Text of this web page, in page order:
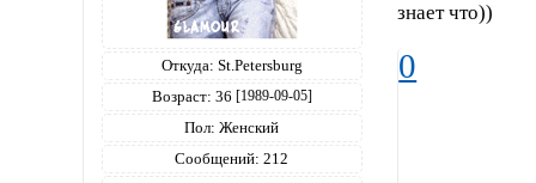
Откуда: St.Petersburg
Возраст: 36 [1989-09-05]
Пол: Женский
Сообщений: 212
знает что))
0